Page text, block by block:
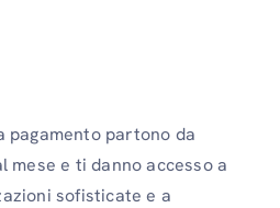
pagamento partono da
mese e ti danno accesso a
sofisticate e a